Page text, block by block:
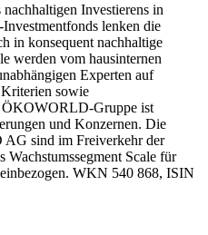
Investierens in
lenken die
in konsequent nachhaltige
werden vom hausinternen
Experten auf
sowie
ÖKOWORLD-Gruppe ist
und Konzernen. Die
sind im Freiverkehr der
Wachstumssegment Scale für
WKN 540 868, ISIN